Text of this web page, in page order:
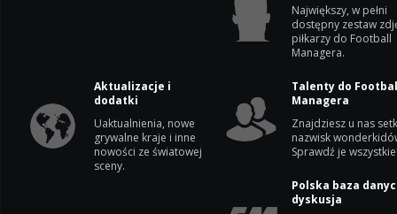
Największy, w pełni
dostępny zestaw
piłkarzy do Football
Managera.
Aktualizacje i
dodatki
Uaktualnienia, nowe
grywalne kraje i inne
nowości ze światowej
sceny.
Talenty do
Managera
Znajdziesz u nas
nazwisk
Sprawdź je
Polska baza
dyskusja